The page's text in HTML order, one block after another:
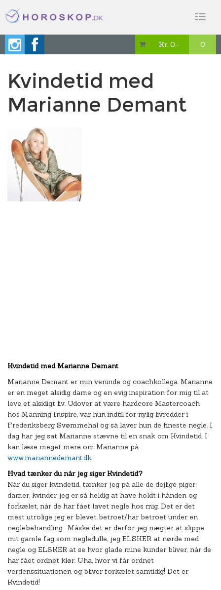
 Kr. 0,- 0
Kvindetid med
Marianne Demant
Kvindetid med Marianne Demant
Marianne Demant er min veninde og coachkollega. Marianne
er en meget alsidig dame og en evig inspiration for mig til at
leve et alsidigt liv. Udover at være hardcore Mastercoach
hos Manning Inspire, var hun indtil for nylig livredder i
Frederiksberg Svømmehal og så laver hun de fineste negle. I
dag har jeg sat Marianne stævne til en snak om Kvindetid. I
kan læse meget mere om Marianne på
www.mariannedemant.dk
Hvad tænker du når jeg siger Kvindetid?
Når du siger kvindetid, tænker jeg på alle de dejlige piger,
damer, kvinder jeg er så heldig at have holdt i hånden og
forkælet, når de har fået lavet negle hos mig. Det er det
mest utrolige jeg er blevet betroet/har betroet under en
neglebehandling… Måske det er derfor jeg nægter at slippe
mit gamle fag som negledulle, jeg ELSKER at nørde med
negle og ELSKER at se hvor glade mine kunder bliver, når de
har fået ordnet klør. Uha, hvor vi får ordnet
verdenssituationen og bliver forkælet samtidig! Det er
Kvindetid!